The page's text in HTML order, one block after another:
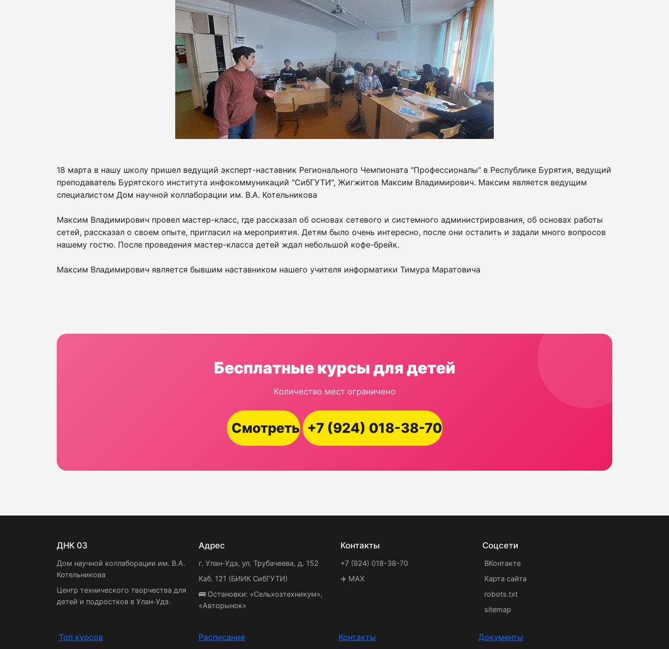
18 марта в нашу школу пришел ведущий эксперт-наставник Регионального Чемпионата "Профессионалы" в Республике Бурятия, ведущий
преподаватель Бурятского института инфокоммуникаций "СибГУТИ", Жигжитов Максим Владимирович. Максим является ведущим
специалистом Дом научной коллаборации им. В.А. Котельникова
Максим Владимирович провел мастер-класс, где рассказал об основах сетевого и системного администрирования, об основах работы
сетей, рассказал о своем опыте, пригласил на мероприятия. Детям было очень интересно, после они осталить и задали много вопросов
нашему гостю. После проведения мастер-класса детей ждал небольшой кофе-брейк.
Максим Владимирович является бывшим наставником нашего учителя информатики Тимура Маратовича
Бесплатные курсы для детей
Количество мест ограничено
Смотреть +7 (924) 018-38-70
ДНК 03
Дом научной коллаборации им. В.А.
Котельникова
Центр технического творчества для
детей и подростков в Улан-Удэ.
Адрес
г. Улан-Удэ, ул. Трубачеева, д. 152
Каб. 121 (БИИК СибГУТИ)
🚌 Остановки: «Сельхозтехникум»,
«Авторынок»
Контакты
+7 (924) 018-38-70
✈️ MAX
Соцсети
ВКонтакте
Карта сайта
robots.txt
sitemap
Топ курсов Расписание Контакты Документы